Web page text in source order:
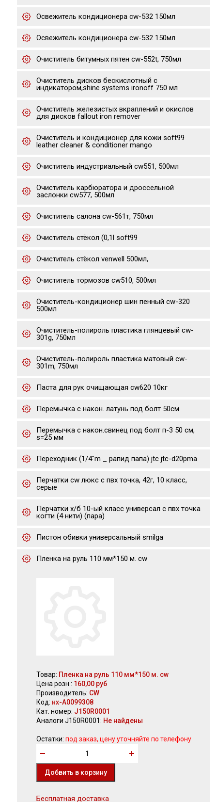
Освежитель кондиционера cw-532 150мл
Освежитель кондиционера cw-532 150мл
Очиститель битумных пятен cw-552t, 750мл
Очиститель дисков бескислотный с
индикатором,shine systems ironoff 750 мл
Очиститель железистых вкраплений и окислов
для дисков fallout iron remover
Очиститель и кондиционер для кожи soft99
leather cleaner & conditioner mango
Очиститель индустриальный cw551, 500мл
Очиститель карбюратора и дроссельной
заслонки cw577, 500мл
Очиститель салона cw-561т, 750мл
Очиститель стёкол (0,1l soft99
Очиститель стёкол venwell 500мл,
Очиститель тормозов cw510, 500мл
Очиститель-кондиционер шин пенный cw-320
500мл
Очиститель-полироль пластика глянцевый cw-
301g, 750мл
Очиститель-полироль пластика матовый cw-
301m, 750мл
Паста для рук очищающая cw620 10кг
Перемычка с након. латунь под болт 50см
Перемычка с након.свинец под болт п-3 50 см,
s=25 мм
Переходник (1/4"m _ рапид папа) jtc jtc-d20pma
Перчатки cw люкс с пвх точка, 42г, 10 класс,
серые
Перчатки х/б 10-ый класс универсал с пвх точка
когти (4 нити) (пара)
Пистон обивки универсальный smilga
Пленка на руль 110 мм*150 м. сw
Товар: Пленка на руль 110 мм*150 м. сw
Цена розн.: 160,00 руб
Производитель: CW
Код: нх-А0099308
Кат. номер: J150R0001
Аналоги J150R0001: Не найдены
Остатки: под заказ, цену уточняйте по телефону
Бесплатная доставка